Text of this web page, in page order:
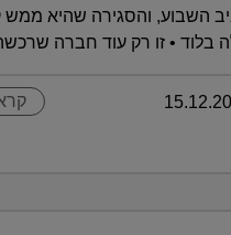
השבוע, והסגירה שהיא ממש
בלוד • זו רק עוד חברה